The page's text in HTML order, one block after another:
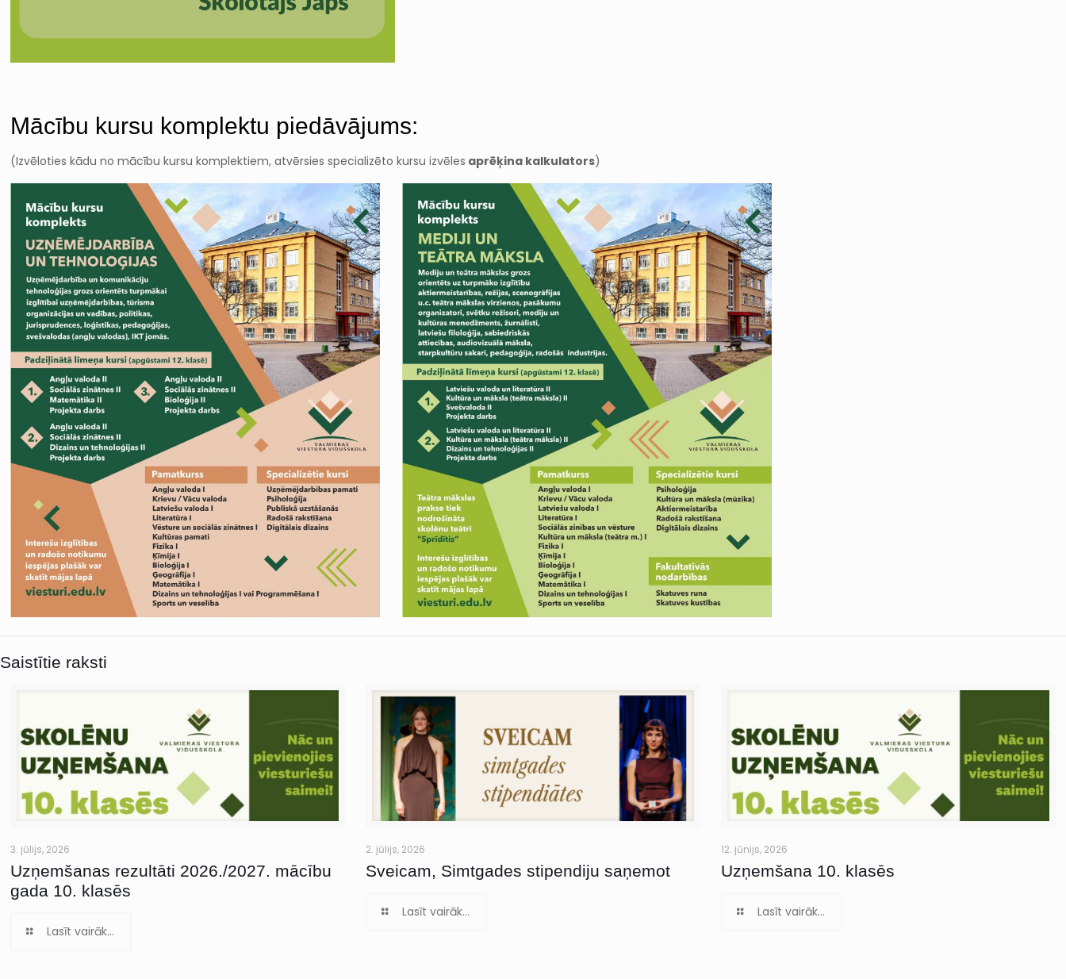
Mācību kursu komplektu piedāvājums:
(Izvēloties kādu no mācību kursu komplektiem, atvērsies specializēto kursu izvēles aprēķina kalkulators)
Saistītie raksti
3. jūlijs, 2026
Uzņemšanas rezultāti 2026./2027. mācību
gada 10. klasēs
Lasīt vairāk...
2. jūlijs, 2026
Sveicam, Simtgades stipendiju saņemot
Lasīt vairāk...
12. jūnijs, 2026
Uzņemšana 10. klasēs
Lasīt vairāk...